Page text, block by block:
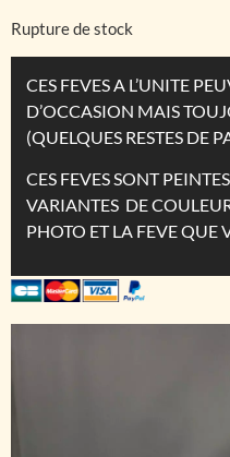
Rupture de stock
CES FEVES A L’UNITE
D’OCCASION MAIS
(QUELQUES RESTES DE
CES FEVES SONT
VARIANTES DE
PHOTO ET LA FEVE QUE